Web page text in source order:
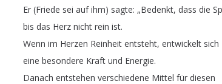
Er (Friede sei auf ihm) sagte: „Bedenkt, dass die
bis das Herz nicht rein ist.
Wenn im Herzen Reinheit entsteht, entwickelt sich
eine besondere Kraft und Energie.
Danach entstehen verschiedene Mittel für diesen